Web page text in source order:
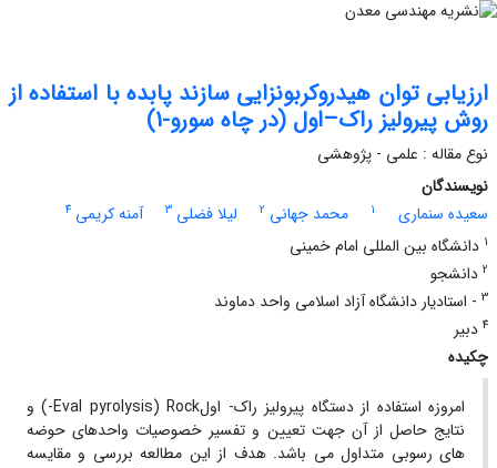
ارزیابی توان هیدروکربونزایی سازند پابده با استفاده از
روش پیرولیز راک–اول (در چاه سورو-1)
نوع مقاله : علمی - پژوهشی
نویسندگان
سعیده سنماری
1 محمد جهانی 2 لیلا فضلی 3 آمنه کریمی 4
1 دانشگاه بین المللی امام خمینی
2 دانشجو
3 - استادیار دانشگاه آزاد اسلامی واحد دماوند
4 دبیر
چکیده
امروزه استفاده از دستگاه پیرولیز راک- اولEval pyrolysis) Rock-) و
نتایج حاصل از آن جهت تعیین و تفسیر خصوصیات واحدهای حوضه
های رسوبی متداول می باشد. هدف از این مطالعه بررسی و مقایسه